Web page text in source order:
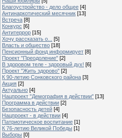
Благоустройство - дело общее [4]
Антинаркотический месячник [13]
Встреча [8]
Конкурс [6]
Антитеррор [15]
Хочу рассказать о...
[5]
Власть и общество [18]
Пенсионный фонд информирует [8]
Проект "Преодоление" [2]
В здоровом теле - здоровый дух! [6]
Проект "Жить здорово" [2]
К 90-летию Сонковского района [3]
Акция [2]
Актуально [4]
Нацпроект "Демография в действии" [13]
Программа в действии [2]
Безопасность детей [4]
Нацпроект - в действии [4]
Патриотическое воспитание [1]
К 76-летию Великой Победы [1]
Выборы [0]